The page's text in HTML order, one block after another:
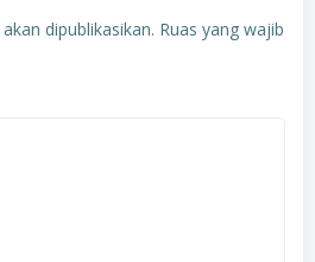
dipublikasikan. Ruas yang wajib